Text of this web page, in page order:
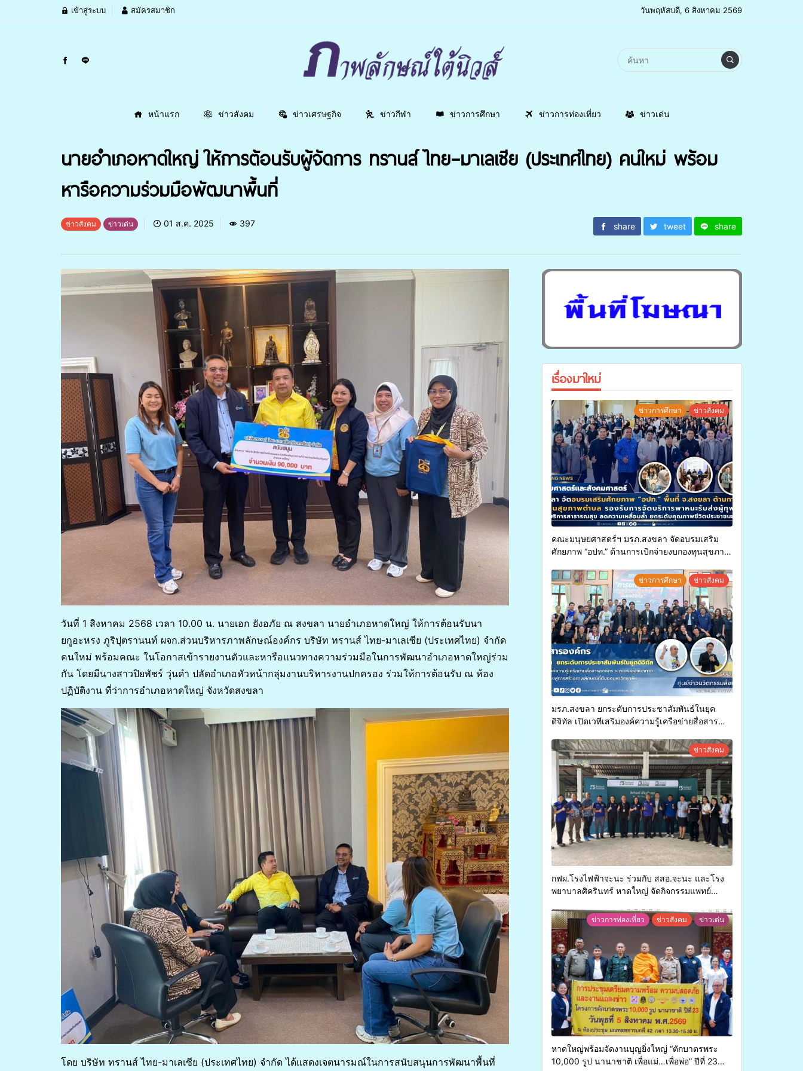
เข้าสู่ระบบ สมัครสมาชิก วันพฤหัสบดี, 6 สิงหาคม 2569
หน้าแรก ข่าวสังคม ข่าวเศรษฐกิจ ข่าวกีฬา ข่าวการศึกษา ข่าวการท่องเที่ยว ข่าวเด่น
นายอำเภอหาดใหญ่ ให้การต้อนรับผู้จัดการ ทรานส์ ไทย–มาเลเซีย (ประเทศไทย) คนใหม่ พร้อม
หารือความร่วมมือพัฒนาพื้นที่
ข่าวสังคม ข่าวเด่น 01 ส.ค. 2025 397 share tweet share
วันที่ 1 สิงหาคม 2568 เวลา 10.00 น. นายเอก ยังอภัย ณ สงขลา นายอำเภอหาดใหญ่ ให้การต้อนรับนา
ยกูอะหรง ภูริปุตรานนท์ ผจก.ส่วนบริหารภาพลักษณ์องค์กร บริษัท ทรานส์ ไทย-มาเลเซีย (ประเทศไทย) จำกัด
คนใหม่ พร้อมคณะ ในโอกาสเข้ารายงานตัวและหารือแนวทางความร่วมมือในการพัฒนาอำเภอหาดใหญ่ร่วม
กัน โดยมีนางสาวปิยพัชร์ วุ่นดำ ปลัดอำเภอหัวหน้ากลุ่มงานบริหารงานปกครอง ร่วมให้การต้อนรับ ณ ห้อง
ปฏิบัติงาน ที่ว่าการอำเภอหาดใหญ่ จังหวัดสงขลา
โดย บริษัท ทรานส์ ไทย-มาเลเซีย (ประเทศไทย) จำกัด ได้แสดงเจตนารมณ์ในการสนับสนุนการพัฒนาพื้นที่
เรื่องมาใหม่
ข่าวการศึกษา ข่าวสังคม
คณะมนุษยศาสตร์ฯ มรภ.สงขลา จัดอบรมเสริม
ศักยภาพ “อปท.” ด้านการเบิกจ่ายงบกองทุนสุขภาพ
ทุพพลภาพเพื่อเข้ารับบริการสาธารณสุข ลดความ
เหลื่อมล้ำ ยกระดับคุณภาพชีวิตประชาชนอย่าง
ยั่งยืน
ข่าวการศึกษา ข่าวสังคม
มรภ.สงขลา ยกระดับการประชาสัมพันธ์ในยุค
ดิจิทัล เปิดเวทีเสริมองค์ความรู้เครือข่ายสื่อสาร
การสร้างภาพลักษณ์ที่ดีของมหาวิทยาลัยข่าวสังคม
กฟผ.โรงไฟฟ้าจะนะ ร่วมกับ สสอ.จะนะ และโรง
พยาบาลศิครินทร์ หาดใหญ่ จัดกิจกรรมแพทย์
ข่าวการท่องเที่ยว ข่าวสังคม ข่าวเด่น
หาดใหญ่พร้อมจัดงานบุญยิ่งใหญ่ “ตักบาตรพระ
10,000 รูป นานาชาติ เพื่อแม่…เพื่อพ่อ” ปีที่ 23